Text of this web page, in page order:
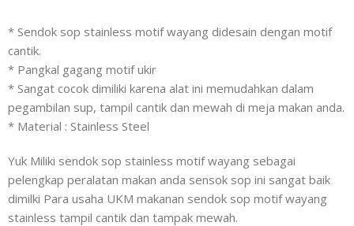
* Sendok sop stainless motif wayang didesain dengan motif
cantik.
* Pangkal gagang motif ukir
* Sangat cocok dimiliki karena alat ini memudahkan dalam
pegambilan sup, tampil cantik dan mewah di meja makan anda.
* Material : Stainless Steel
Yuk Miliki sendok sop stainless motif wayang sebagai
pelengkap peralatan makan anda sensok sop ini sangat baik
dimilki Para usaha UKM makanan sendok sop motif wayang
stainless tampil cantik dan tampak mewah.